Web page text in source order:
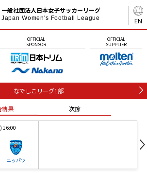
EN
一般社団法人日本女子サッカーリーグ
Japan Women's Football League
OFFICIAL
SPONSOR
OFFICIAL
SUPPLIER
なでしこリーグ1部
結果 次節
16:00
ニッパツ